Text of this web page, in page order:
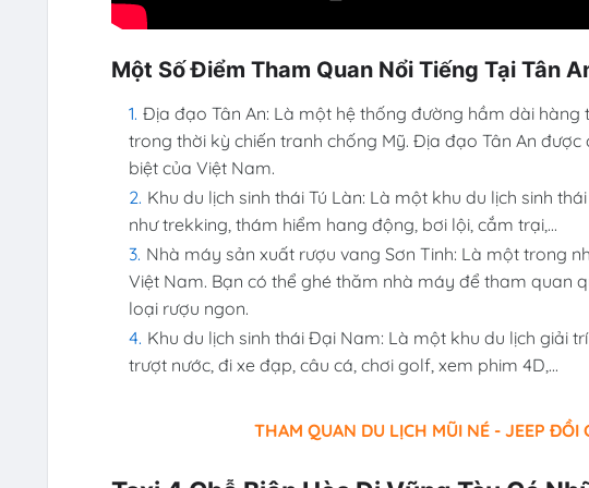
Một Số Điểm Tham Quan Nổi Tiếng Tại Tân
Địa đạo Tân An: Là một hệ thống đường hầm dài
trong thời kỳ chiến tranh chống Mỹ. Địa đạo Tân An
biệt của Việt Nam.
Khu du lịch sinh thái Tú Làn: Là một khu du lịch sinh
như trekking, thám hiểm hang động, bơi lội, cắm trại,...
Nhà máy sản xuất rượu vang Sơn Tinh: Là một trong
Việt Nam. Bạn có thể ghé thăm nhà máy để tham quan
loại rượu ngon.
Khu du lịch sinh thái Đại Nam: Là một khu du lịch giải
trượt nước, đi xe đạp, câu cá, chơi golf, xem phim 4D,...
THAM QUAN DU LỊCH MŨI NÉ - JEEP